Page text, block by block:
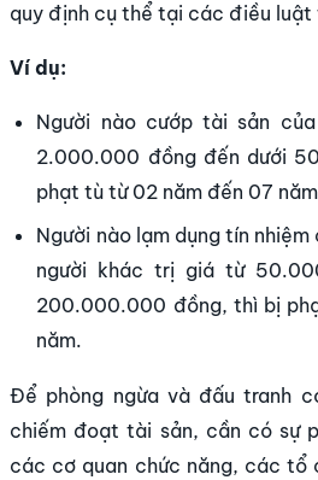
quy định cụ thể tại các điều luật
Ví dụ:
Người nào cướp tài sản
2.000.000 đồng đến dưới
phạt tù từ 02 năm đến 07
Người nào lạm dụng tín
người khác trị giá từ
200.000.000 đồng, thì bị
năm.
Để phòng ngừa và đấu tranh
chiếm đoạt tài sản, cần có sự
các cơ quan chức năng, các tổ